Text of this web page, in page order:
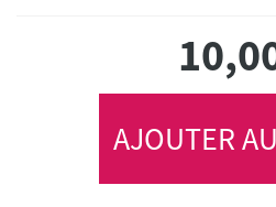
AJOUTER